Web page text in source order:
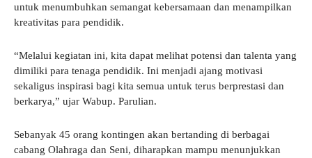
untuk menumbuhkan semangat kebersamaan dan menampilkan
kreativitas para pendidik.
“Melalui kegiatan ini, kita dapat melihat potensi dan talenta yang
dimiliki para tenaga pendidik. Ini menjadi ajang motivasi
sekaligus inspirasi bagi kita semua untuk terus berprestasi dan
berkarya,” ujar Wabup. Parulian.
Sebanyak 45 orang kontingen akan bertanding di berbagai
cabang Olahraga dan Seni, diharapkan mampu menunjukkan